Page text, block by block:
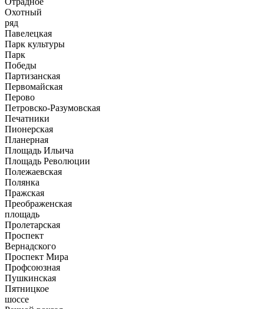
Охотный
ряд
Павелецкая
Парк культуры
Парк
Победы
Партизанская
Первомайская
Перово
Петровско-Разумовская
Печатники
Пионерская
Планерная
Площадь Ильича
Площадь Революции
Полежаевская
Полянка
Пражская
Преображенская
площадь
Пролетарская
Проспект
Вернадского
Проспект Мира
Профсоюзная
Пушкинская
Пятницкое
шоссе